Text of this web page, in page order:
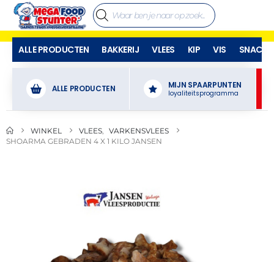
ALLE PRODUCTEN BAKKERIJ VLEES KIP VIS SNACKS
ALLE PRODUCTEN MIJN SPAARPUNTEN
loyaliteitsprogramma
WINKEL VLEES
VARKENSVLEES
SHOARMA GEBRADEN 4 X 1 KILO JANSEN